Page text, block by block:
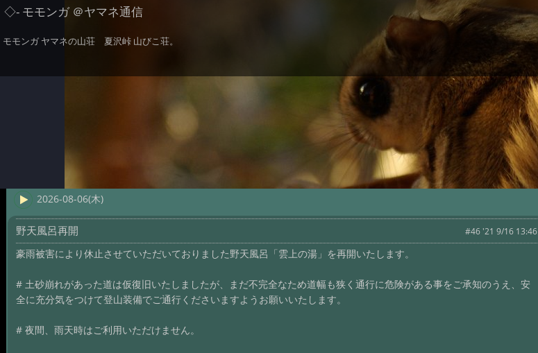
◇- モモンガ ＠ヤマネ通信
モモンガ ヤマネの山荘 夏沢峠 山びこ荘。
2026-08-06(木)
野天風呂再開 #46 '21 9/16 13:46
豪雨被害により休止させていただいておりました野天風呂「雲上の湯」を再開いたします。
# 土砂崩れがあった道は仮復旧いたしましたが、まだ不完全なため道幅も狭く通行に危険がある事をご承知のうえ、安
全に充分気をつけて登山装備でご通行くださいますようお願いいたします。
# 夜間、雨天時はご利用いただけません。